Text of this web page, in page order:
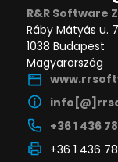
R&R Software
Ráby Mátyás u.
1038 Budapest
Magyarország
+36 1 436
+36 1 436